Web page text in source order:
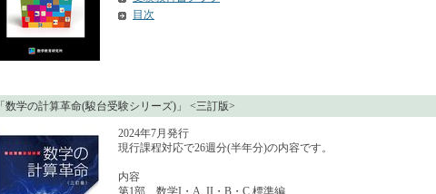
目次
「数学の計算革命(駿台受験シリーズ)」 <三訂版>
2024年7月発行
現行課程対応で26週分(半年分)の内容です。
内容
第1部 数学I・A, II・B・C 標準編